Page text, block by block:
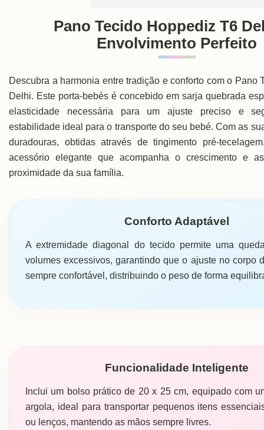
Pano Tecido Hoppediz T6
Envolvimento Perfeito
Descubra a harmonia entre tradição e conforto com o Pano
Delhi. Este porta-bebés é concebido em sarja quebrada
elasticidade necessária para um ajuste preciso e
estabilidade ideal para o transporte do seu bebé. Com as
duradouras, obtidas através de tingimento pré-
acessório elegante que acompanha o crescimento e
proximidade da sua família.
Conforto Adaptável
A extremidade diagonal do tecido permite uma
volumes excessivos, garantindo que o ajuste no corpo
sempre confortável, distribuindo o peso de forma
Funcionalidade Inteligente
Inclui um bolso prático de 20 x 25 cm, equipado com
argola, ideal para transportar pequenos itens
ou lenços, mantendo as mãos sempre livres.